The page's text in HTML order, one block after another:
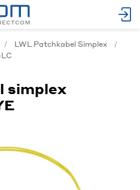
LWL Patchkabel Simplex
simplex